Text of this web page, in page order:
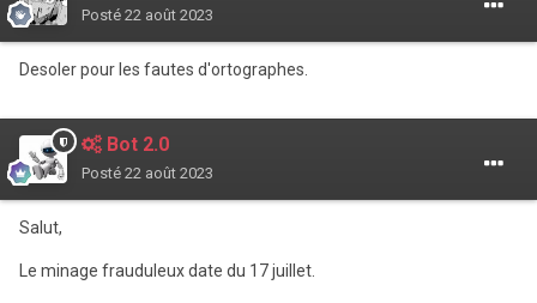
Posté 22 août 2023
Desoler pour les fautes d'ortographes.
Bot 2.0
Posté 22 août 2023
Salut,
Le minage frauduleux date du 17 juillet.